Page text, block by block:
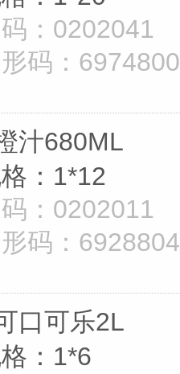
：0202041
码：
汁680ML
：1*12
：0202011
码：
口可乐2L
：1*6